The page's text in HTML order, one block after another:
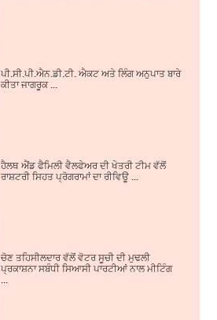
ਪੀ.ਸੀ.ਪੀ.ਐਨ.ਡੀ.ਟੀ. ਐਕਟ ਅਤੇ ਲਿੰਗ ਅਨੁਪਾਤ ਬਾਰੇ
ਕੀਤਾ ਜਾਗਰੂਕ ...
ਹੈਲਥ ਐਂਡ ਫੈਮਿਲੀ ਵੈਲਫੇਅਰ ਦੀ ਖੇਤਰੀ ਟੀਮ ਵੱਲੋਂ
ਰਾਸ਼ਟਰੀ ਸਿਹਤ ਪ੍ਰੋਗਰਾਮਾਂ ਦਾ ਰੀਵਿਊ ...
ਚੋਣ ਤਹਿਸੀਲਦਾਰ ਵੱਲੋਂ ਵੋਟਰ ਸੂਚੀ ਦੀ ਮੁਢਲੀ
ਪ੍ਰਕਾਸ਼ਨਾ ਸਬੰਧੀ ਸਿਆਸੀ ਪਾਰਟੀਆਂ ਨਾਲ ਮੀਟਿੰਗ